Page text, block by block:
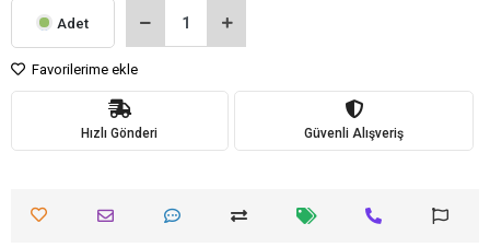
Adet
Favorilerime ekle
Hızlı Gönderi Güvenli Alışveriş